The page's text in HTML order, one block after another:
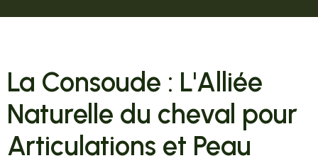
La Consoude : L'Alliée
Naturelle du cheval pour
Articulations et Peau